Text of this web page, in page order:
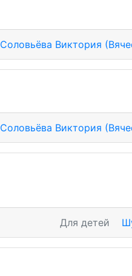
Соловьёва Виктория
Соловьёва Виктория
Для детей